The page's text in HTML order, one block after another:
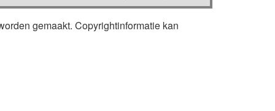
gemaakt. Copyrightinformatie kan